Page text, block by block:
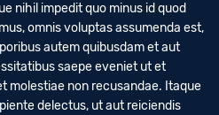
nihil impedit quo minus id quod
omnis voluptas assumenda est,
autem quibusdam et aut
saepe eveniet ut et
molestiae non recusandae. Itaque
delectus, ut aut reiciendis